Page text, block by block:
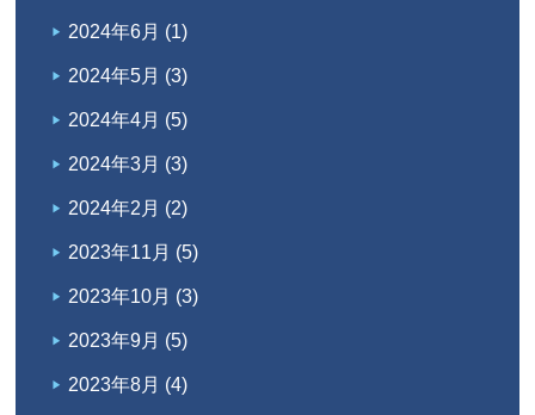
2024年6月 (1)
2024年5月 (3)
2024年4月 (5)
2024年3月 (3)
2024年2月 (2)
2023年11月 (5)
2023年10月 (3)
2023年9月 (5)
2023年8月 (4)